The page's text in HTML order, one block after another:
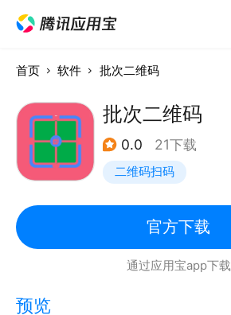
首页 软件 批次二维码
批次二维码
0.0 21下载
二维码扫码
官方下载
通过应用宝app下载
预览